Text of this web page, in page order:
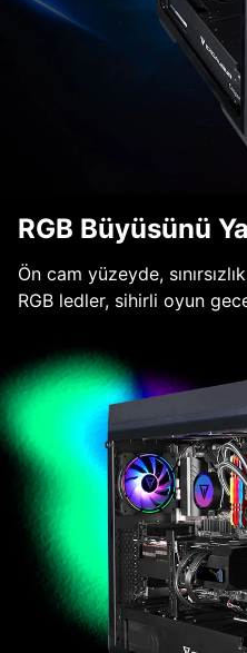
RGB Büyüsünü
Ön cam yüzeyde,
RGB ledler, sihirli oyun